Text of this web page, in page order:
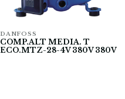
DANFOSS
COMP.ALT MEDIA. T
ECO.MTZ-28-4V 380V 380V